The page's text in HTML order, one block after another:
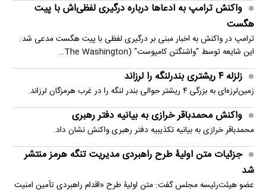
واکنش ترامپ به ادعاها درباره درگیری لفظی‌اش با پیت
هگست
ترامپ در واکنش به اخبار مبنی بر درگیری لفظی با پیت هگست مدعی شد:
این شایعه توسط "واشنگتن کامپوست" (The Washington…
زلزله ۴ ریشتری بندرلنگه را لرزاند
زمین‌لرزه‌ای به بزرگی ۴ ریشتر حوالی بندر لنگه را در غرب هرمزگان لرزاند.
واکنش محمدباقر خرازی به بیانیه دفتر رهبری
محمدباقر خرازی به بیانیه تکذیبیه دفتر رهبری واکنش نشان داد.
جزئیات متن اولیۀ طرح راهبردی مدیریت تنگه هرمز منتشر
شد
عضو هیئت‌رئیسه مجلس گفت: متن اولیۀ طرح «اقدام راهبردی تأمین امنیت